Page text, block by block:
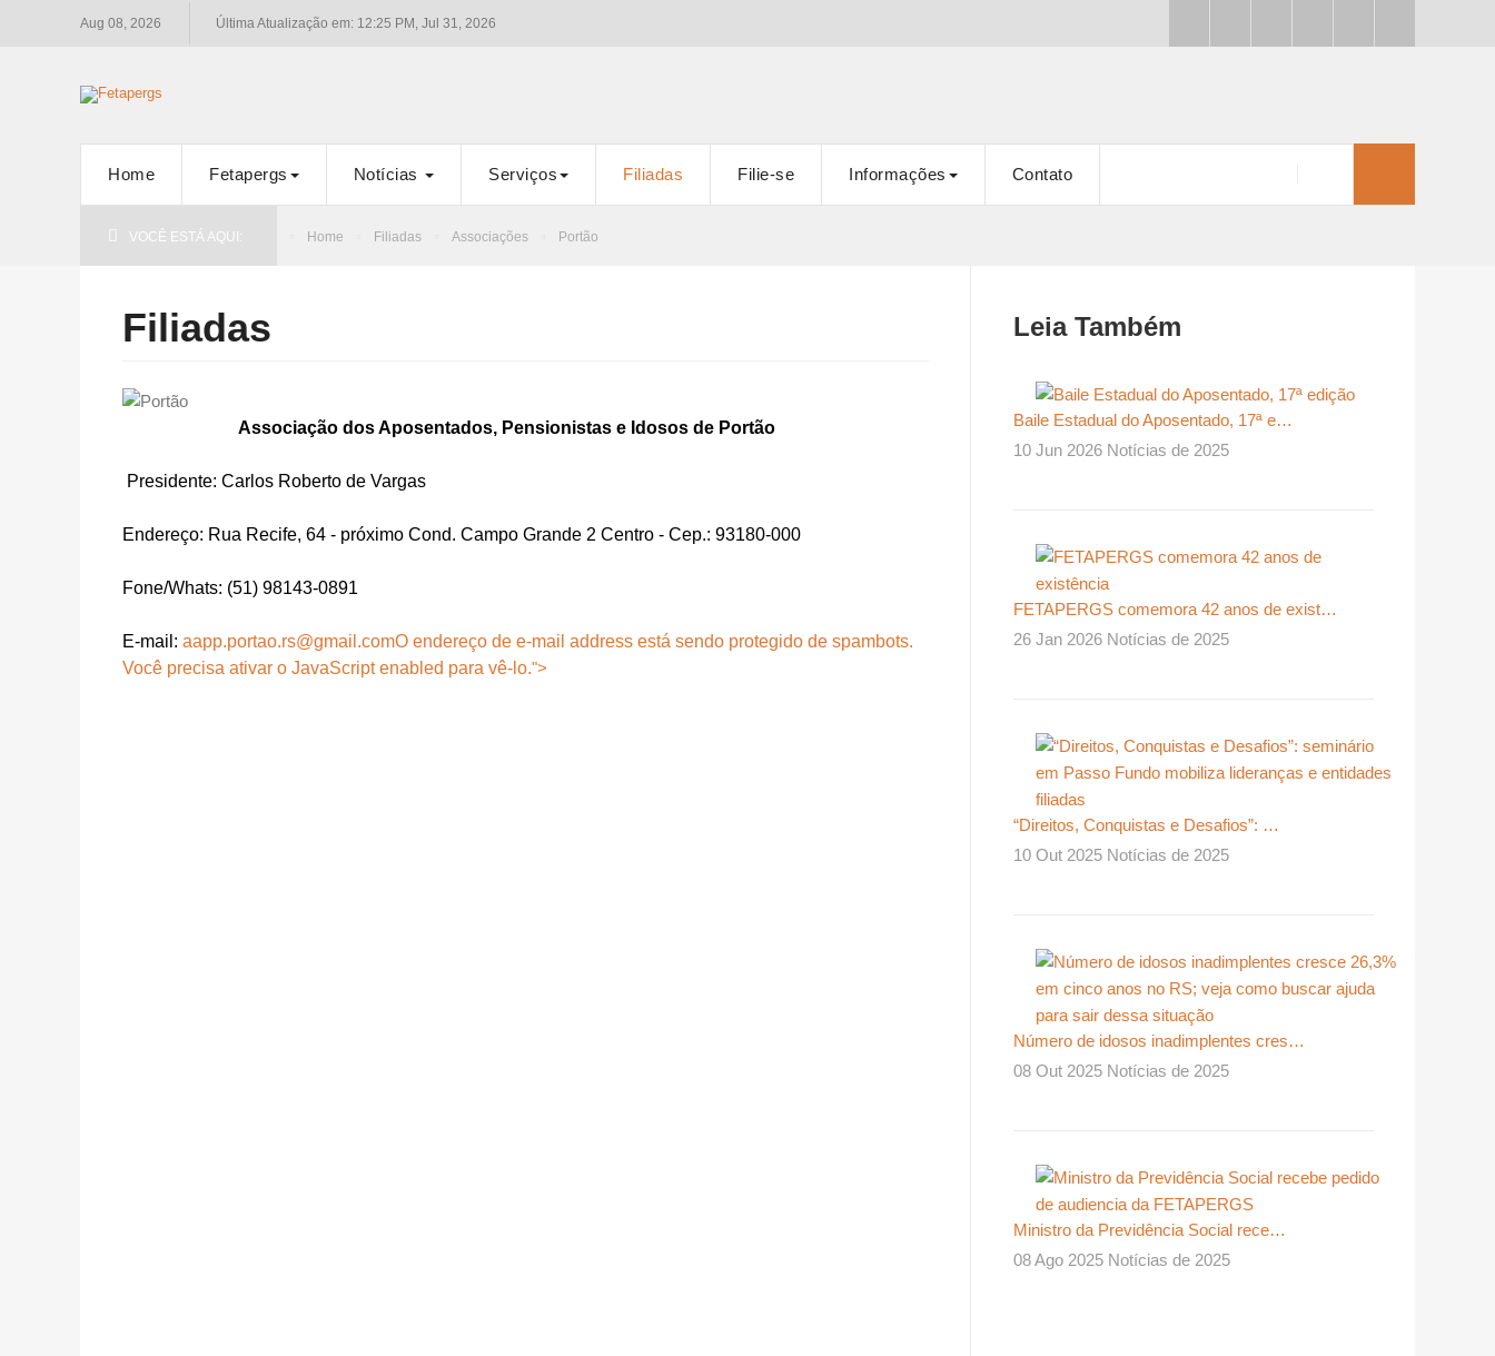
Aug 08, 2026 Última Atualização em: 12:25 PM, Jul 31, 2026
Home Fetapergs Notícias Serviços Filiadas Filie-se Informações Contato
VOCÊ ESTÁ AQUI: Home Filiadas Associações Portão
Filiadas
Associação dos Aposentados, Pensionistas e Idosos de Portão
Presidente: Carlos Roberto de Vargas
Endereço: Rua Recife, 64 - próximo Cond. Campo Grande 2 Centro - Cep.: 93180-000
Fone/Whats: (51) 98143-0891
E-mail: aapp.portao.rs@gmail.comO endereço de e-mail address está sendo protegido de spambots.
Você precisa ativar o JavaScript enabled para vê-lo.">
Leia Também
Baile Estadual do Aposentado, 17ª e…
10 Jun 2026 Notícias de 2025
FETAPERGS comemora 42 anos de exist…
26 Jan 2026 Notícias de 2025
“Direitos, Conquistas e Desafios”: …
10 Out 2025 Notícias de 2025
Número de idosos inadimplentes cres…
08 Out 2025 Notícias de 2025
Ministro da Previdência Social rece…
08 Ago 2025 Notícias de 2025